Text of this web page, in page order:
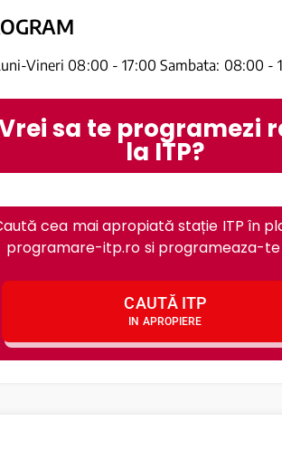
Vineri 08:00 - 17:00 Sambata: 08:00 -
sa te programezi
la ITP?
cea mai apropiată stație ITP în
programare-itp.ro si programeaza-te
CAUTĂ ITP
IN APROPIERE